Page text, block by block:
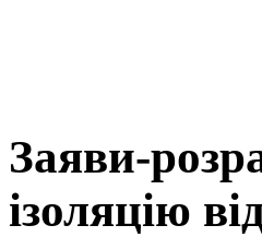
Заяви-
ізоляцію